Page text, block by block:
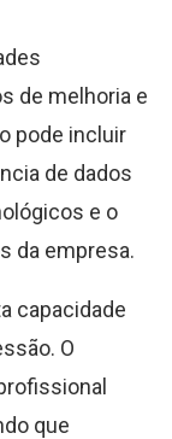
de melhoria e
pode incluir
de dados
e o
da empresa.
capacidade
O
que